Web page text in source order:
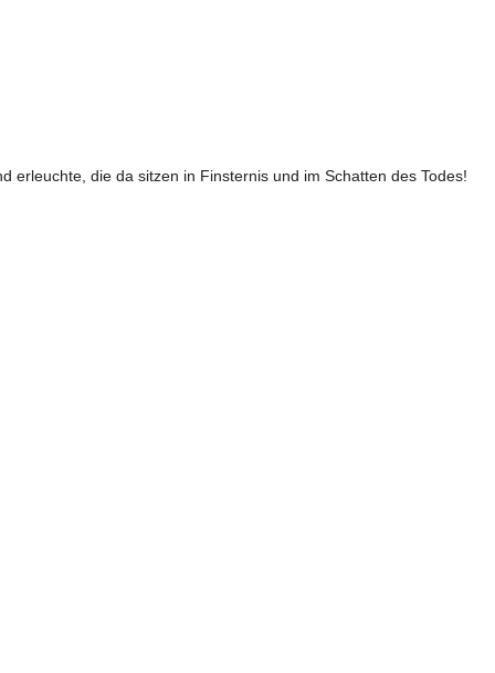
erleuchte, die da sitzen in Finsternis und im Schatten des Todes!